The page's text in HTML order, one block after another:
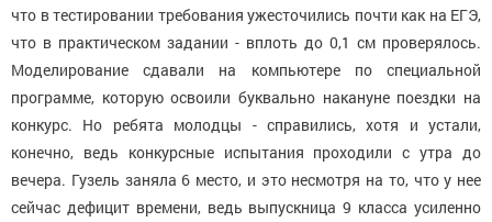
что в тестировании требования ужесточились почти как на ЕГЭ,
что в практическом задании - вплоть до 0,1 см проверялось.
Моделирование сдавали на компьютере по специальной
программе, которую освоили буквально накануне поездки на
конкурс. Но ребята молодцы - справились, хотя и устали,
конечно, ведь конкурсные испытания проходили с утра до
вечера. Гузель заняла 6 место, и это несмотря на то, что у нее
сейчас дефицит времени, ведь выпускница 9 класса усиленно